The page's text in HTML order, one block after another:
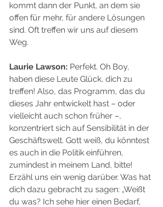
kommt dann der Punkt, an dem sie
offen für mehr, für andere Lösungen
sind. Oft treffen wir uns auf diesem
Weg.
Laurie Lawson: Perfekt. Oh Boy,
haben diese Leute Glück, dich zu
treffen! Also, das Programm, das du
dieses Jahr entwickelt hast – oder
vielleicht auch schon früher –,
konzentriert sich auf Sensibilität in der
Geschäftswelt. Gott weiß, du könntest
es auch in die Politik einführen,
zumindest in meinem Land, bitte!
Erzähl uns ein wenig darüber. Was hat
dich dazu gebracht zu sagen: „Weißt
du was? Ich sehe hier einen Bedarf,